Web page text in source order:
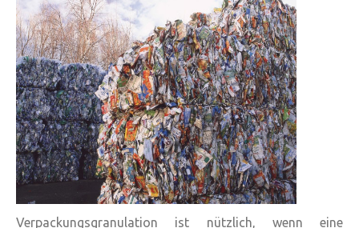
Verpackungsgranulation ist nützlich, wenn eine